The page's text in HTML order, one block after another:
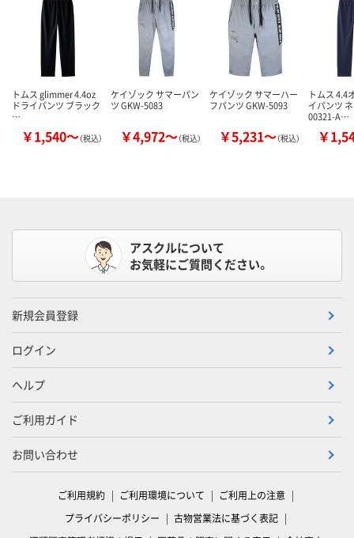
トムス glimmer 4.4oz
ドライパンツ ブラック
…
￥1,540～（税込）
ケイゾック サマーパン
ツ GKW-5083
￥4,972～（税込）
ケイゾック サマーハー
フパンツ GKW-5093
￥5,231～（税込）
トムス 4.4
イパンツ
00321-A…
￥
アスクルについて
お気軽にご質問ください。
新規会員登録
ログイン
ヘルプ
ご利用ガイド
お問い合わせ
ご利用規約 ご利用環境について
ご利用上の注意
プライバシーポリシー
古物営業法に基づく表記